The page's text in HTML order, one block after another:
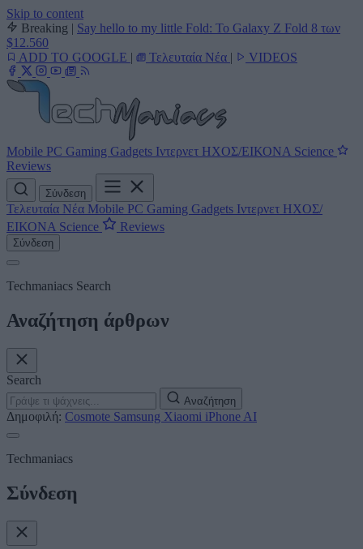
Skip to content
Breaking | Say hello to my little Fold: Το Galaxy Z Fold 8 των
$12.560
ADD TO GOOGLE | Τελευταία Νέα | VIDEOS
Mobile PC Gaming Gadgets Ιντερνετ ΗΧΟΣ/ΕΙΚΟΝΑ Science
Reviews
Σύνδεση
Τελευταία Νέα Mobile PC Gaming Gadgets Ιντερνετ ΗΧΟΣ/
ΕΙΚΟΝΑ Science Reviews
Σύνδεση
Techmaniacs Search
Αναζήτηση άρθρων
Search
Αναζήτηση
Δημοφιλή: Cosmote Samsung Xiaomi iPhone AI
Techmaniacs
Σύνδεση